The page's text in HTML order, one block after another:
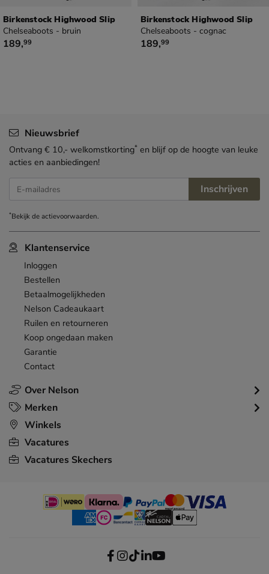
Birkenstock Highwood Slip
Chelseaboots - bruin
€ 189,99
189,99
Birkenstock Highwood Slip
Chelseaboots - cognac
€ 189,99
189,99
Over Nelson
Klantenservice
Inloggen
Bestellen
Betaalmogelijkheden
Nelson Cadeaukaart
Ruilen en retourneren
Koop ongedaan maken
Garantie
Contact
Merken
Winkels
Vacatures
Vacatures Skechers
Nieuwsbrief
Ontvang € 10,- welkomstkorting* en blijf op de hoogte van leuke
acties en aanbiedingen!
E-mailadres Inschrijven
*Bekijk deactievoorwaarden.